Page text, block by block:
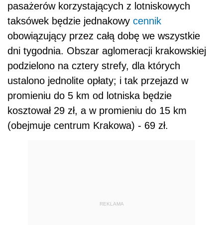
pasażerów korzystających z lotniskowych
taksówek będzie jednakowy cennik
obowiązujący przez całą dobę we wszystkie
dni tygodnia. Obszar aglomeracji krakowskiej
podzielono na cztery strefy, dla których
ustalono jednolite opłaty; i tak przejazd w
promieniu do 5 km od lotniska będzie
kosztował 29 zł, a w promieniu do 15 km
(obejmuje centrum Krakowa) - 69 zł.
REKLAMA